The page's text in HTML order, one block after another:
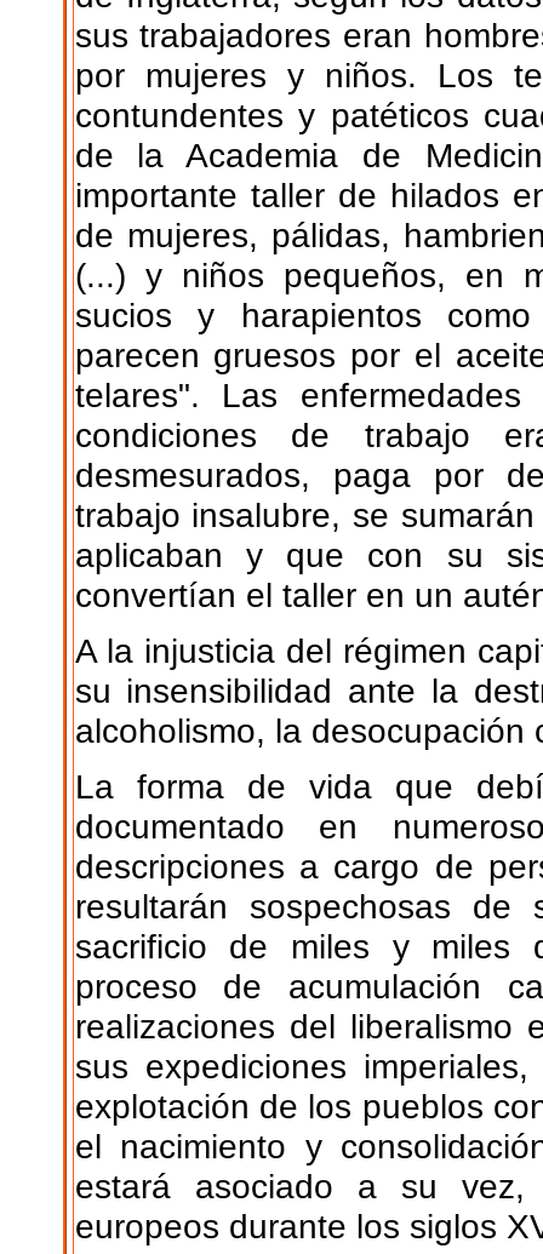
sus trabajadores eran
por mujeres y niños. Los
contundentes y patéticos
de la Academia de
importante taller de hilados
de mujeres, pálidas,
(...) y niños pequeños, en
sucios y harapientos
parecen gruesos por el
telares". Las
condiciones de trabajo
desmesurados, paga por
trabajo insalubre, se
aplicaban y que con su
convertían el taller en un
A la injusticia del régimen
su insensibilidad ante la
alcoholismo, la
La forma de vida que
documentado en
descripciones a cargo de
resultarán sospechosas
sacrificio de miles y miles
proceso de acumulación
realizaciones del liberalismo
sus expediciones
explotación de los pueblos
el nacimiento y
estará asociado a su vez,
europeos durante los siglos